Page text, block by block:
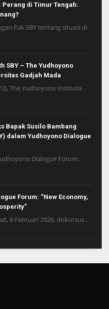
Perang di Timur Tengah:
Pak SBY tentang situasi di
SBY – The Yudhoyono
Gadjah Mada
2), The Yudhoyono Institute
Bapak Susilo Bambang
dalam Yudhoyono Dialogue
Dialogue Forum:
Forum: “New Economy,
6 Februari 2026, diskursus...